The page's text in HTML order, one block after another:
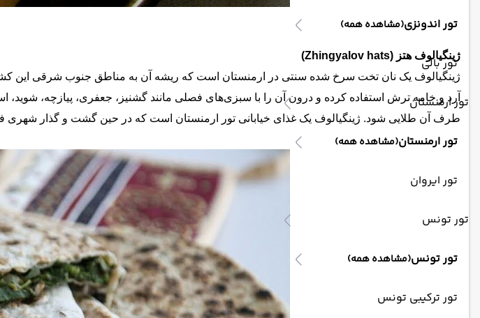
تور اندونزی(مشاهده همه)
تور بالی
تور ارمنستان
تور ارمنستان(مشاهده همه)
تور ایروان
تور تونس
تور تونس(مشاهده همه)
تور ترکیبی تونس
ژینگیالوف هتز (Zhingyalov hats)
ژینگیالوف یک نان تخت سرخ شده سنتی در ارمنستان است که ریشه آن به مناطق جنوب شرقی این
طرف آن طلایی شود. ژینگیالوف یک غذای خیابانی تور ارمنستان است که در حین گشت و گذار